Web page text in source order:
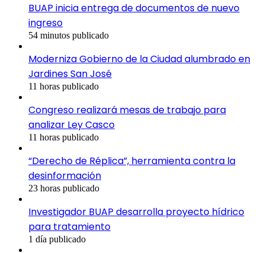
BUAP inicia entrega de documentos de nuevo
ingreso
54 minutos publicado
Moderniza Gobierno de la Ciudad alumbrado en
Jardines San José
11 horas publicado
Congreso realizará mesas de trabajo para
analizar Ley Casco
11 horas publicado
“Derecho de Réplica”, herramienta contra la
desinformación
23 horas publicado
Investigador BUAP desarrolla proyecto hídrico
para tratamiento
1 día publicado